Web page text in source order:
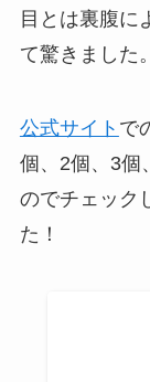
目とは裏腹に
て驚きました。
公式サイト で
個、2個、3個
のでチェック
た！